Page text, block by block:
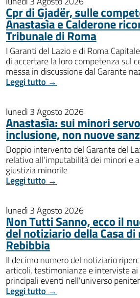
Cpr di Gjadër, sulle
Anastasìa e Calderone
Tribunale di Roma
I Garanti del Lazio e di Roma
di accertare la loro competenza sul
messa in discussione dal Garante
Leggi tutto →
lunedì 3 Agosto 2026
Anastasìa: sui minori
inclusione, non nuove
Doppio intervento del Garante del
relativo all’imputabilità dei minori e
giustizia minorile
Leggi tutto →
lunedì 3 Agosto 2026
Non Tutti Sanno, ecco il
del notiziario della Casa
Rebibbia
Il decimo numero del notiziario
articoli, testimonianze e interviste
principali eventi nell'universo
Leggi tutto →